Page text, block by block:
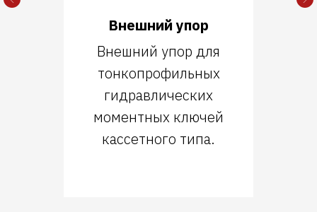
Внешний упор
Внешний упор для
тонкопрофильных
гидравлических
моментных ключей
кассетного типа.